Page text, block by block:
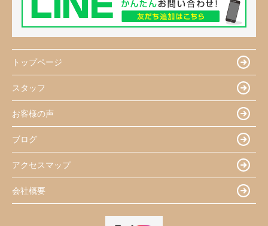
トップページ
スタッフ
お客様の声
ブログ
アクセスマップ
会社概要